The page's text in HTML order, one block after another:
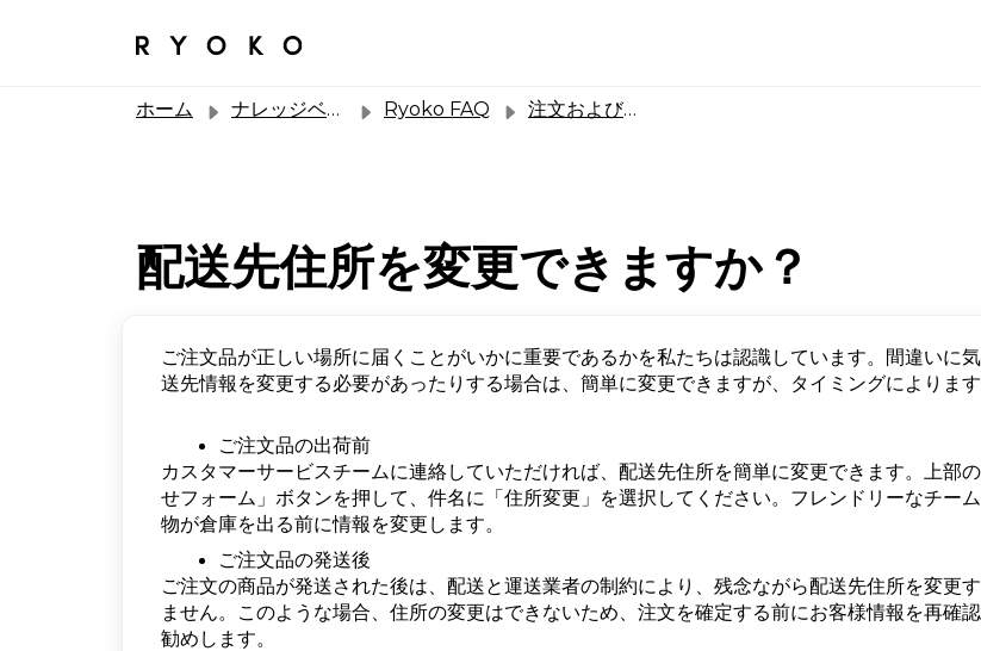
ホーム ナレッジベース Ryoko FAQ 注文および配送状況に関して
配送先住所を変更できますか？
ご注文品が正しい場所に届くことがいかに重要であるかを私たちは認識しています。間違いに
送先情報を変更する必要があったりする場合は、簡単に変更できますが、タイミングによります
ご注文品の出荷前
カスタマーサービスチームに連絡していただければ、配送先住所を簡単に変更できます。上部
せフォーム」ボタンを押して、件名に「住所変更」を選択してください。フレンドリーなチー
物が倉庫を出る前に情報を変更します。
ご注文品の発送後
ご注文の商品が発送された後は、配送と運送業者の制約により、残念ながら配送先住所を変更
ません。このような場合、住所の変更はできないため、注文を確定する前にお客様情報を再確
勧めします。